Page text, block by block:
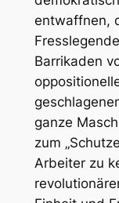
entwaffnen,
Barrikaden
ganze
zum
Arbeiter zu